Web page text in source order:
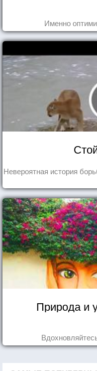
Именно
Невероятная история
Природа и